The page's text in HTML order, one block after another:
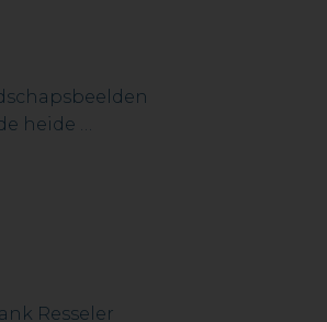
heide
Resseler